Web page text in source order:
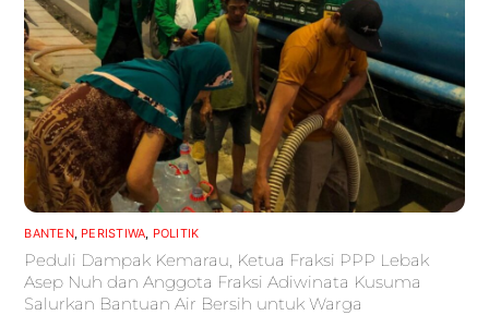
BANTEN, PERISTIWA, POLITIK
Peduli Dampak Kemarau, Ketua Fraksi PPP Lebak
Asep Nuh dan Anggota Fraksi Adiwinata Kusuma
Salurkan Bantuan Air Bersih untuk Warga